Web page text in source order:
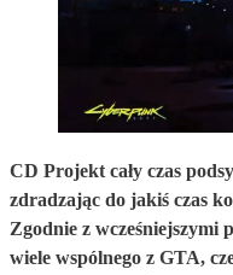
CD Projekt cały czas
zdradzając do jakiś czas
Zgodnie z wcześniejszymi
wiele wspólnego z GTA,